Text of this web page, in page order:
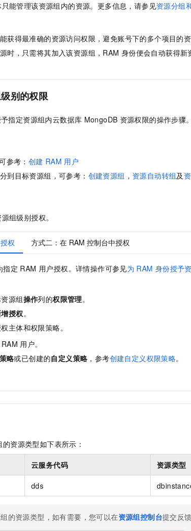
能管理该资源组内的资源。更多信息，请参见资源分组
获得最准确的资源访问权限，避免账号下的多个项目的
时，只需将其加入该资源组，RAM 身份便会自动获得新
别的权限
指定资源组内云数据库 MongoDB 资源权限的操作步骤
参考： 创建 RAM 用户
到目标资源组，可参考： 创建资源组 ， 资源自动转组及
组级别授权。
权 方式二：在 RAM 控制台中授权
定 RAM 用户授权。详情操作可参见为 RAM 身份授予
源组操作列的权限管理。
授权 。
主体和权限策略。
RAM 用户。
略或已创建的自定义策略 ，参考创建自定义权限策略。
资源类型如下表所示：
云服务代码 资源类型
dds
的资源类型，如有需要，您可以在资源组控制台提交反